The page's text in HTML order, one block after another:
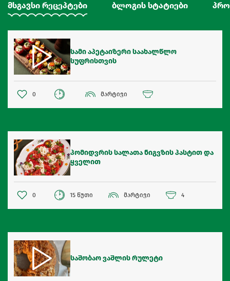
მსგავსი რეცეპტები ბლოგის სტატიები
სამი აპეტაიზერი საახალწლო
სუფრისთვის
0 მარტივი
პომიდვრის სალათა ნიგვზის პასტით და
ყველით
0 15 წუთი მარტივი 4
საშობაო ვაშლის რულეტი